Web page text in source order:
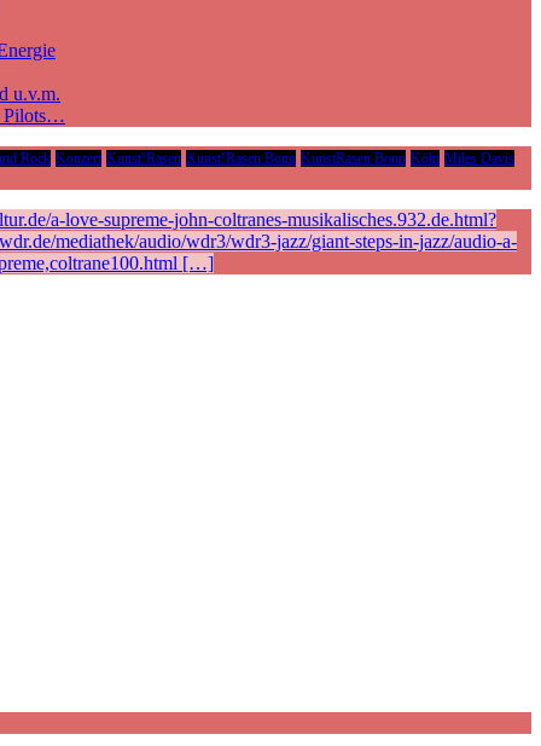
u.v.m.
Pilots…
Rock Konzert Kunst!Rasen Kunst!Rasen Bonn KunstRasen Bonn Köln Miles Davis
a-love-supreme-john-coltranes-musikalisches.932.de.html?
mediathek/audio/wdr3/wdr3-jazz/giant-steps-in-jazz/audio-a-
[…]